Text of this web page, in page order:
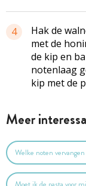
4
Hak de
met de
de kip en
notenlaag
kip met de
Meer
Welke noten